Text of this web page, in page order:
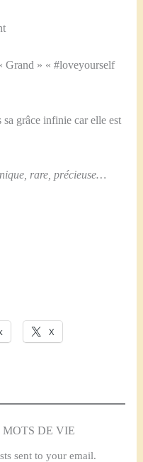
Grand » « #loveyourself
grâce infinie car elle est
rare, précieuse…
X
MOTS DE VIE
sent to your email.